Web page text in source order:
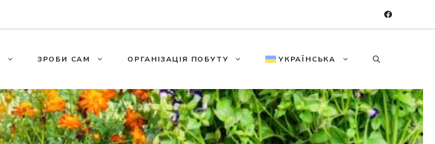
ЗРОБИ САМ ОРГАНІЗАЦІЯ ПОБУТУ УКРАЇНСЬКА